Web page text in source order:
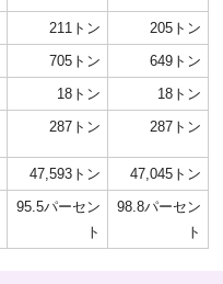
211トン
205トン
705トン
649トン
18トン
18トン
287トン 287トン
47,593トン
47,045トン
95.5パーセン
ト
98.8パーセン
ト